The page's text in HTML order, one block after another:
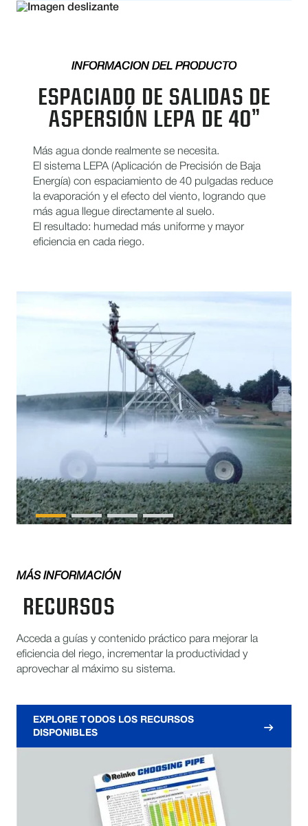
INFORMACIÓN DEL PRODUCTO
ESPACIADO DE SALIDAS DE
ASPERSIÓN LEPA DE 40”
Más agua donde realmente se necesita.
El sistema LEPA (Aplicación de Precisión de Baja
Energía) con espaciamiento de 40 pulgadas reduce
la evaporación y el efecto del viento, logrando que
más agua llegue directamente al suelo.
El resultado: humedad más uniforme y mayor
eficiencia en cada riego.
MÁS INFORMACIÓN
RECURSOS
Acceda a guías y contenido práctico para mejorar la
eficiencia del riego, incrementar la productividad y
aprovechar al máximo su sistema.
EXPLORE TODOS LOS RECURSOS
DISPONIBLES